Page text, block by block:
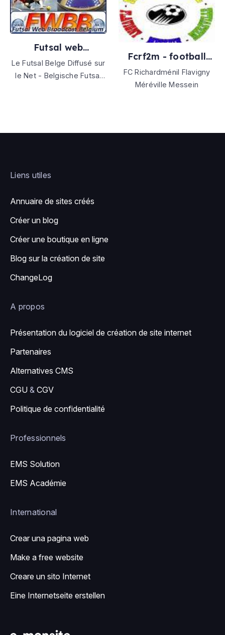
ecole de foot.
(Facebook, Instagram,
Youtube, LinkedIn).
Futsal web
broadcast belgium
Le Futsal Belge Diffusé sur
le Net - Belgische Futsal
Fcrf2m - football
club richardménil
flavigny méréville
messein
FC Richardménil Flavigny
Méréville Messein
Liens utiles
Annuaire de sites créés
Créer un blog
Créer une boutique en ligne
Blog sur la création de site
ChangeLog
A propos
Présentation du logiciel de création de site internet
Partenaires
Alternatives CMS
CGU & CGV
Politique de confidentialité
Professionnels
EMS Solution
EMS Académie
International
Crear una pagina web
Make a free website
Creare un sito Internet
Eine Internetseite erstellen